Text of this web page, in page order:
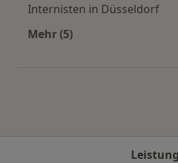
Internisten in Düsseldorf
Mehr (5)
Leistung